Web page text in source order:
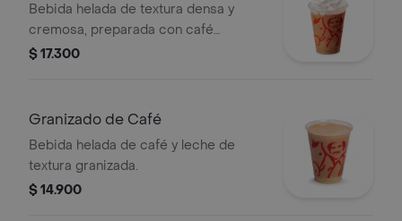
Bebida helada de textura densa y
cremosa, preparada con café
espresso, mezcla láctea, hielo y
$ 17.300
Granizado de Café
Bebida helada de café y leche de
textura granizada.
$ 14.900